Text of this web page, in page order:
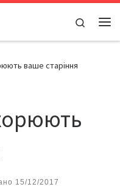
Search
ваше старіння
15/12/2017